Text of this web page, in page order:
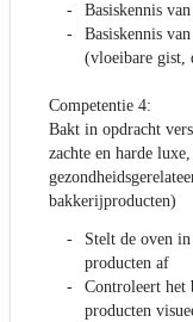
Basiskennis
Basiskennis
(vloeibare gist,
Competentie 4:
Bakt in opdracht
zachte en harde
bakkerijproducten)
Stelt de oven
producten af
Controleert het
producten